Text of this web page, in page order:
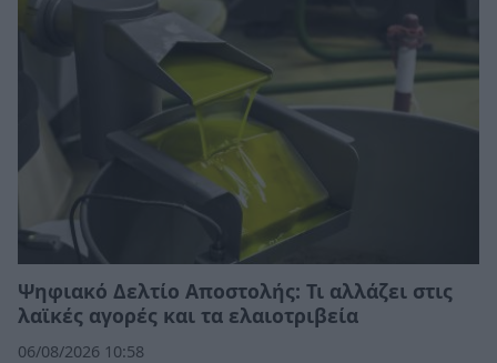
Ψηφιακό Δελτίο Αποστολής: Τι αλλάζει στις
λαϊκές αγορές και τα ελαιοτριβεία
06/08/2026 10:58